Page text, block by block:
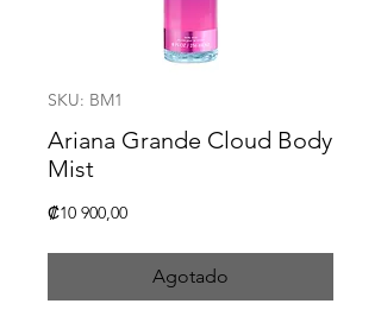
SKU: BM1
Ariana Grande Cloud Body
Mist
₡10 900,00Precio
Agotado